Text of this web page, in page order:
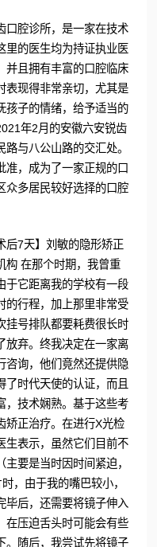
口腔诊所，是一家在技术
里的医生均为持证执业医
并且拥有丰富的口腔临床
表现得非常亲切，尤其是
孩子的情绪，给予适当的
年2月的安徽六安锐齿
与八公山路的交汇处。
准，成为了一家正规的口
众多居民较好选择的口腔
后7天】刘敏的隐形矫正
构 在那个时期，我曾重
于它距离我的学校有一段
的行程，加上那里非常受
挂号排队都要耗费很长时
放弃。终我决定在一家离
咨询，他们竟然还提供隐
了时代天使的认证，而且
，技术娴熟。基于这些考
矫正治疗。在进行X光检
生表示，虽然它们目前不
要是当时因时间紧迫，
，由于我的嘴巴较小，
毕后，还需要将镜子伸入
在压迫舌头时可能会有些
。随后，我尝试先将镜子